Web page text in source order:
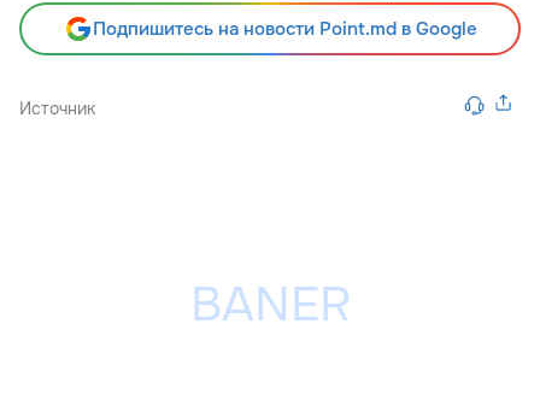
Подпишитесь на новости Point.md в Google
Источник